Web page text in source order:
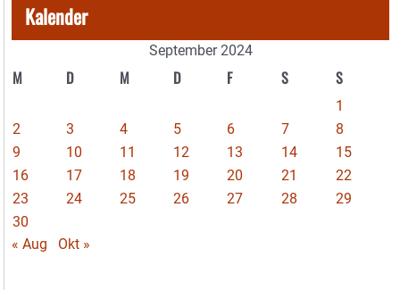
Kalender
September 2024
M D M D F S S
1
2
3 4 5 6 7
8
9
10 11 12 13 14
15
16
17 18 19 20 21
22
23
24 25 26 27 28
29
30
« Aug
Okt »